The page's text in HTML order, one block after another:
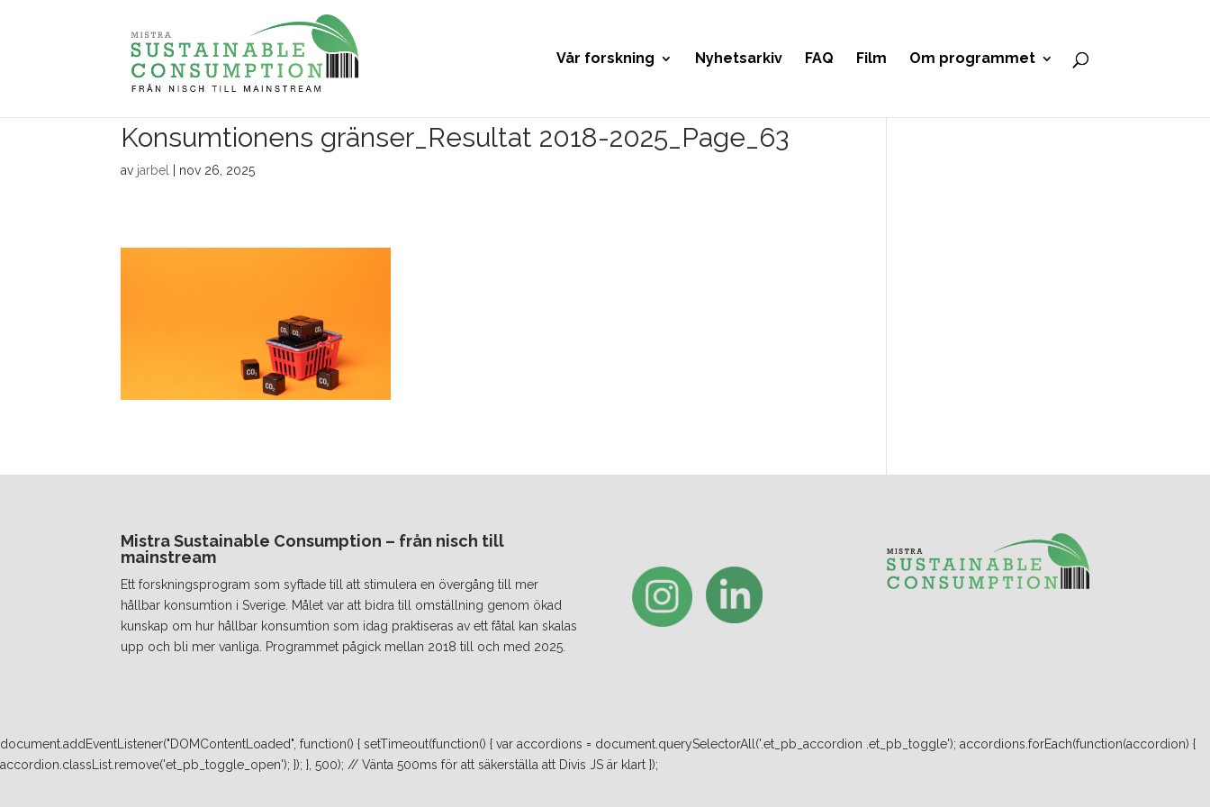
Vår forskning Nyhetsarkiv FAQ Film Om programmet
Konsumtionens gränser_Resultat 2018-2025_Page_63
av jarbel nov 26, 2025
Mistra Sustainable Consumption – från nisch till
mainstream
Ett forskningsprogram som syftade till att stimulera en övergång till mer
hållbar konsumtion i Sverige. Målet var att bidra till omställning genom ökad
kunskap om hur hållbar konsumtion som idag praktiseras av ett fåtal kan skalas
upp och bli mer vanliga. Programmet pågick mellan 2018 till och med 2025.
document.addEventListener("DOMContentLoaded", function() { setTimeout(function() { var accordions = document.querySelectorAll('.et_pb_accordion .et_pb_toggle'); accordions.forEach(function(accordion) {
accordion.classList.remove('et_pb_toggle_open'); }); }, 500); // Vänta 500ms för att säkerställa att Divis JS är klart });